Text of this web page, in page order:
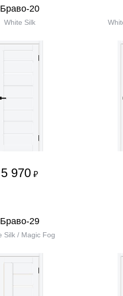
Браво-20
White Silk
5 970 ₽
Браво-29
Silk / Magic Fog